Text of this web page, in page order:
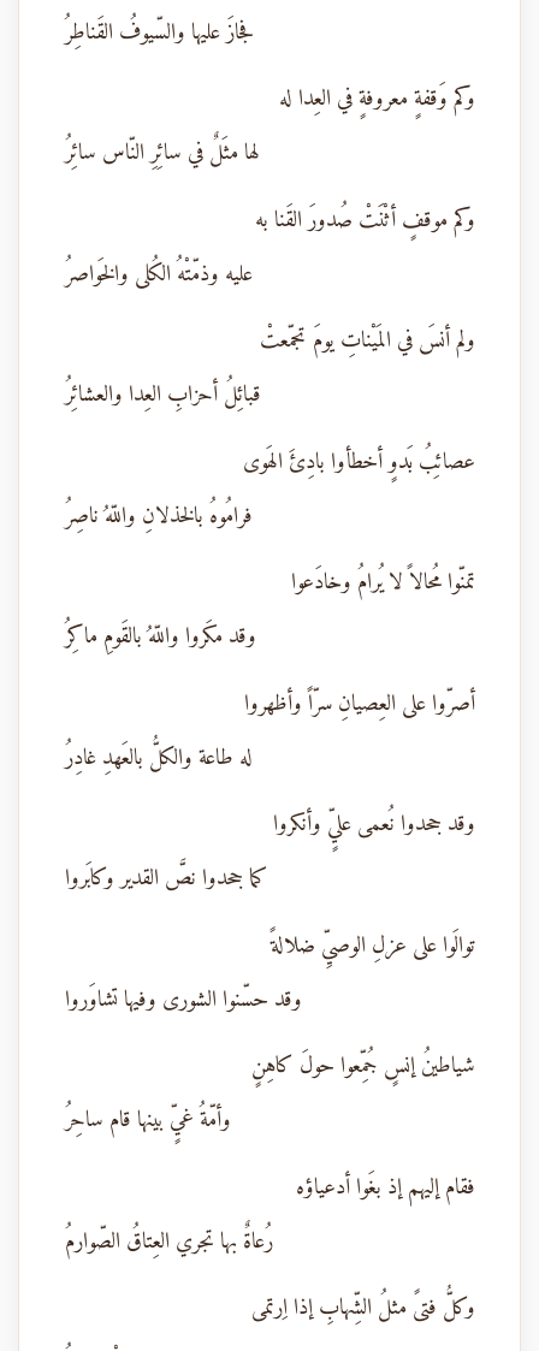
فجازَ عليها والسّيوفُ القَناطِرُ
وكم وَقفةٍ معروفةٍ في العِدا له
لها مثَلٌ في سائِرِ النّاس سائِرُ
وكم موقفٍ أثْنَتْ صُدورَ القَنا به
عليه وذمّتْهُ الكُلى والخَواصرُ
ولم أنسَ في المَيْناتِ يومَ تجمّعتْ
قبائِلُ أحزابِ العِدا والعشائِرُ
عصائِبُ بَدوٍ أخطأوا بادِئَ الهَوى
فرامُوهُ بالخذلانِ واللّهُ ناصِرُ
تمنّوا مُحالاً لا يُرامُ وخادَعوا
وقد مكَروا واللّهُ بالقَومِ ماكِرُ
أصرّوا على العِصيانِ سرّاً وأظهروا
له طاعة والكلُّ بالعَهدِ غادِرُ
وقد جحدوا نُعمى عليٍّ وأنكروا
كما جحدوا نصَّ القدير وكابَروا
توالَوا على عزلِ الوصيِّ ضلالةً
وقد حسّنوا الشورى وفيها تشاوَروا
شياطينُ إنسٍ جُمِّعوا حولَ كاهِنٍ
وأمّةُ غيٍّ بينها قام ساحِرُ
فقام إليهم إذ بغَوا أدعياؤه
رُعاةٌ بها تجري العِتاقُ الصّوارمُ
وكلُّ فتىً مثلُ الشِّهابِ إذا اِرتمى